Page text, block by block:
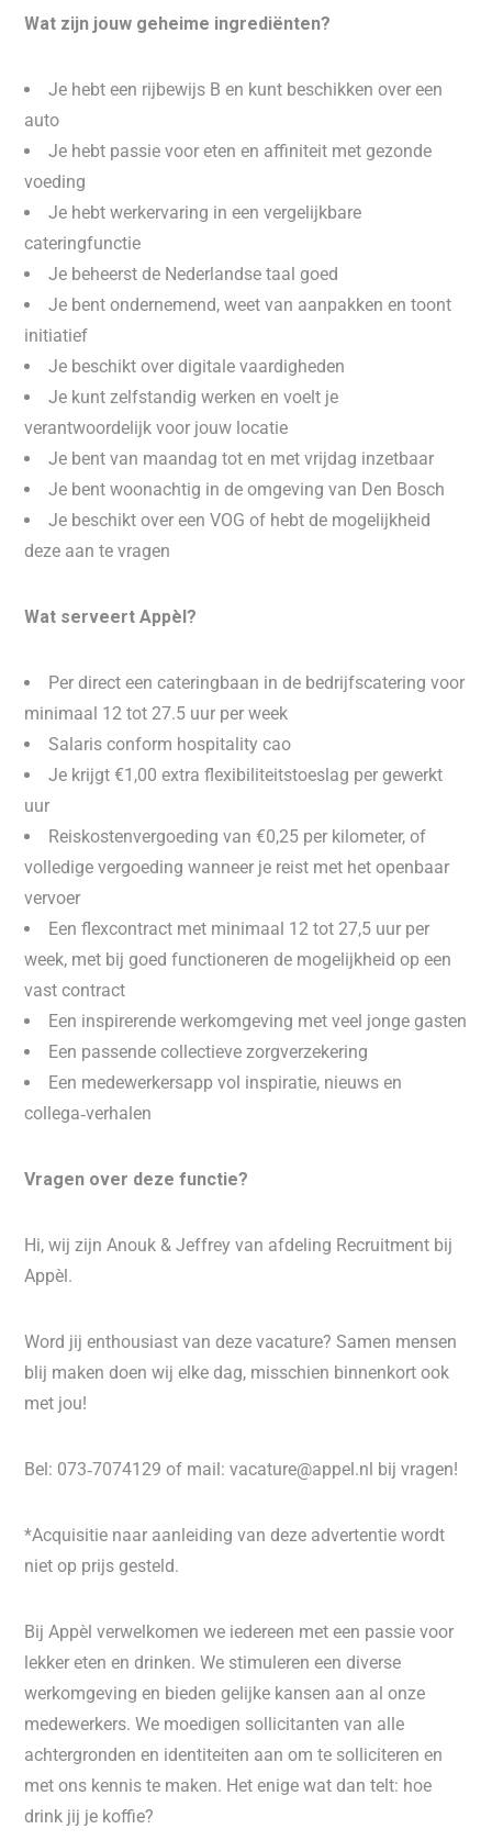
Wat zijn jouw geheime ingrediënten?
Je hebt een rijbewijs B en kunt beschikken over een
auto
Je hebt passie voor eten en affiniteit met gezonde
voeding
Je hebt werkervaring in een vergelijkbare
cateringfunctie
Je beheerst de Nederlandse taal goed
Je bent ondernemend, weet van aanpakken en toont
initiatief
Je beschikt over digitale vaardigheden
Je kunt zelfstandig werken en voelt je
verantwoordelijk voor jouw locatie
Je bent van maandag tot en met vrijdag inzetbaar
Je bent woonachtig in de omgeving van Den Bosch
Je beschikt over een VOG of hebt de mogelijkheid
deze aan te vragen
Wat serveert Appèl?
Per direct een cateringbaan in de bedrijfscatering voor
minimaal 12 tot 27.5 uur per week
Salaris conform hospitality cao
Je krijgt €1,00 extra flexibiliteitstoeslag per gewerkt
uur
Reiskostenvergoeding van €0,25 per kilometer, of
volledige vergoeding wanneer je reist met het openbaar
vervoer
Een flexcontract met minimaal 12 tot 27,5 uur per
week, met bij goed functioneren de mogelijkheid op een
vast contract
Een inspirerende werkomgeving met veel jonge gasten
Een passende collectieve zorgverzekering
Een medewerkersapp vol inspiratie, nieuws en
collega‑verhalen
Vragen over deze functie?
Hi, wij zijn Anouk & Jeffrey van afdeling Recruitment bij
Appèl.
Word jij enthousiast van deze vacature? Samen mensen
blij maken doen wij elke dag, misschien binnenkort ook
met jou!
Bel: 073‑7074129 of mail: vacature@appel.nl bij vragen!
*Acquisitie naar aanleiding van deze advertentie wordt
niet op prijs gesteld.
Bij Appèl verwelkomen we iedereen met een passie voor
lekker eten en drinken. We stimuleren een diverse
werkomgeving en bieden gelijke kansen aan al onze
medewerkers. We moedigen sollicitanten van alle
achtergronden en identiteiten aan om te solliciteren en
met ons kennis te maken. Het enige wat dan telt: hoe
drink jij je koffie?